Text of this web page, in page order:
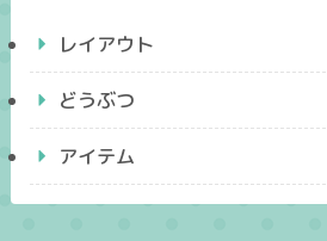
レイアウト
どうぶつ
アイテム